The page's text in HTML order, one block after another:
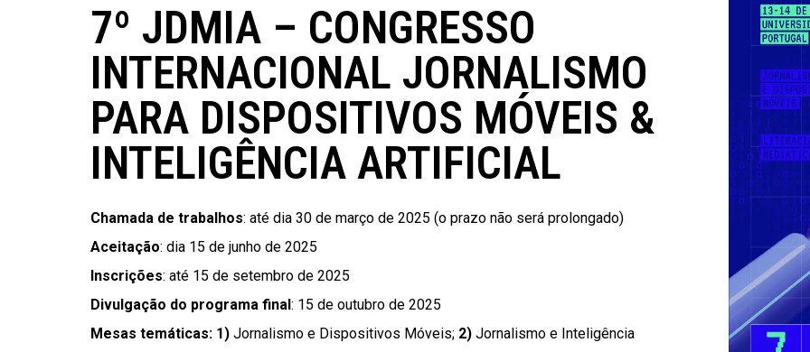
7º JDMIA – CONGRESSO
INTERNACIONAL JORNALISMO
PARA DISPOSITIVOS MÓVEIS &
INTELIGÊNCIA ARTIFICIAL
Chamada de trabalhos: até dia 30 de março de 2025 (o prazo não será prolongado)
Aceitação: dia 15 de junho de 2025
Inscrições: até 15 de setembro de 2025
Divulgação do programa final: 15 de outubro de 2025
Mesas temáticas: 1) Jornalismo e Dispositivos Móveis; 2) Jornalismo e Inteligência